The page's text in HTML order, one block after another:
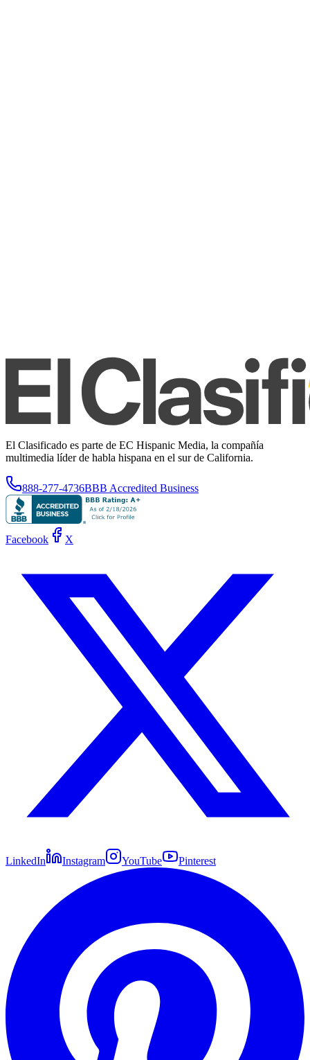
El Clasificado es parte de EC Hispanic Media, la compañía
multimedia líder de habla hispana en el sur de California.
888-277-4736BBB Accredited Business
Facebook X
LinkedIn Instagram YouTube Pinterest